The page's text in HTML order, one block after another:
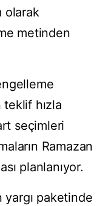
olarak
metinden
hızla
seçimleri
Ramazan
planlanıyor.
paketinde